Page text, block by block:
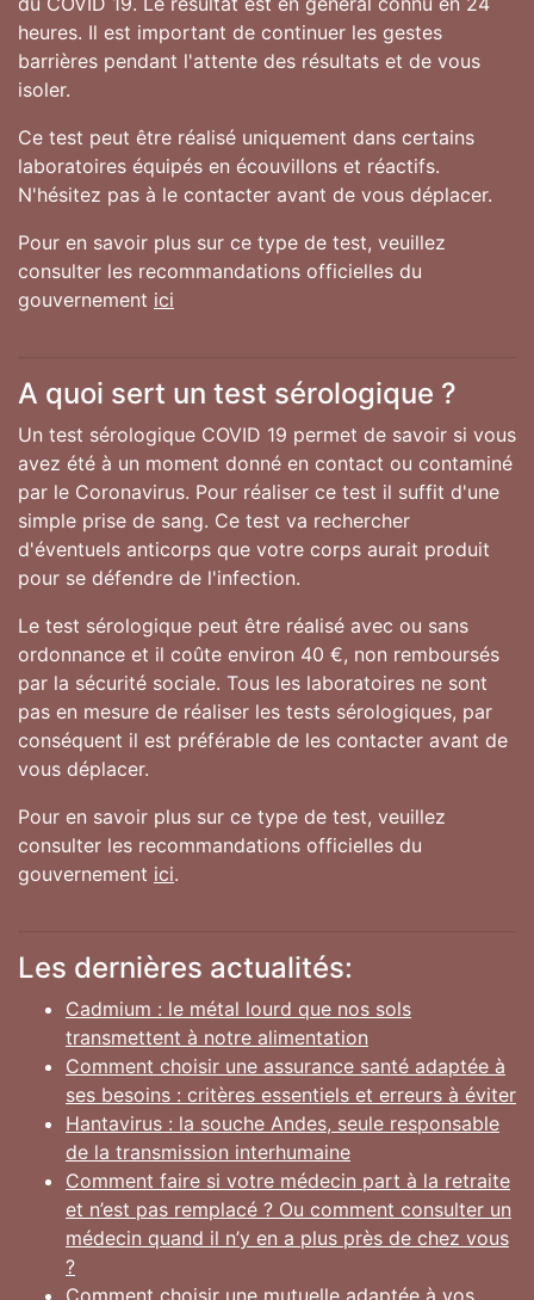
heures. Il est important de continuer les gestes
barrières pendant l'attente des résultats et de vous
isoler.
Ce test peut être réalisé uniquement dans certains
laboratoires équipés en écouvillons et réactifs.
N'hésitez pas à le contacter avant de vous déplacer.
Pour en savoir plus sur ce type de test, veuillez
consulter les recommandations officielles du
gouvernement ici
A quoi sert un test sérologique ?
Un test sérologique COVID 19 permet de savoir si vous
avez été à un moment donné en contact ou contaminé
par le Coronavirus. Pour réaliser ce test il suffit d'une
simple prise de sang. Ce test va rechercher
d'éventuels anticorps que votre corps aurait produit
pour se défendre de l'infection.
Le test sérologique peut être réalisé avec ou sans
ordonnance et il coûte environ 40 €, non remboursés
par la sécurité sociale. Tous les laboratoires ne sont
pas en mesure de réaliser les tests sérologiques, par
conséquent il est préférable de les contacter avant de
vous déplacer.
Pour en savoir plus sur ce type de test, veuillez
consulter les recommandations officielles du
gouvernement ici.
Les dernières actualités:
Cadmium : le métal lourd que nos sols
transmettent à notre alimentation
Comment choisir une assurance santé adaptée à
ses besoins : critères essentiels et erreurs à éviter
Hantavirus : la souche Andes, seule responsable
de la transmission interhumaine
Comment faire si votre médecin part à la retraite
et n’est pas remplacé ? Ou comment consulter un
médecin quand il n’y en a plus près de chez vous
?
Comment choisir une mutuelle adaptée à vos